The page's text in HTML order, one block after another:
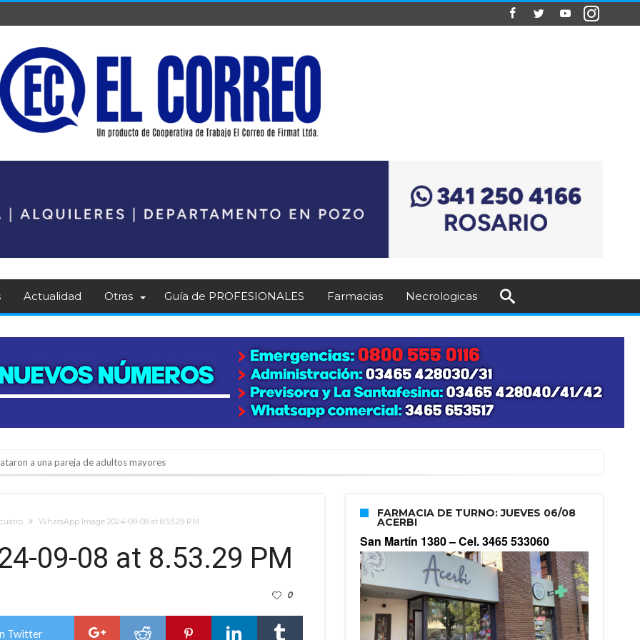
Actualidad Otras Guía de PROFESIONALES Farmacias Necrologicas
a una pareja de adultos mayores
la Expo Dose
WhatsApp Image 2024-09-08 at 8.53.29 PM
09-08 at 8.53.29 PM
0
Twitter
FARMACIA DE TURNO: JUEVES 06/08
ACERBI
San Martín 1380 –Cel. 3465 533060